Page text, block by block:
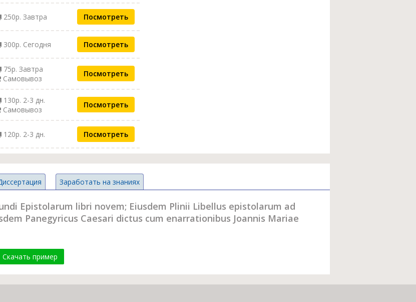
250р. Завтра Посмотреть
300р. Сегодня Посмотреть
75р. Завтра
Самовывоз
Посмотреть
130р. 2-3 дн.
Самовывоз
Посмотреть
120р. 2-3 дн. Посмотреть
Заработать на знаниях
Epistolarum libri novem; Eiusdem Plinii Libellus epistolarum ad
Panegyricus Caesari dictus cum enarrationibus Joannis Mariae
Скачать пример